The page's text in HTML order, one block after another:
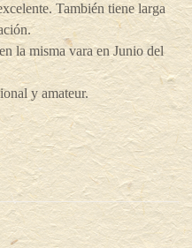
También tiene larga
la misma vara en Junio del
y amateur.